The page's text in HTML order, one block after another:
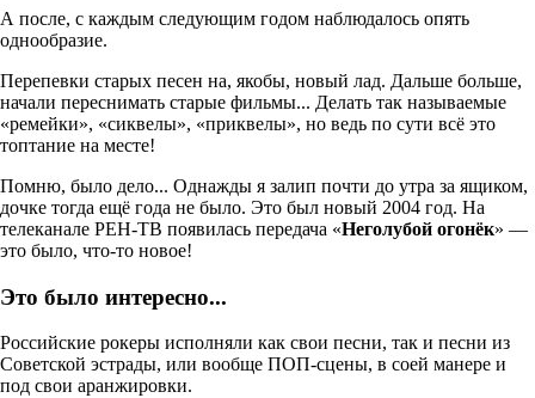
А после, с каждым следующим годом наблюдалось опять
однообразие.
Перепевки старых песен на, якобы, новый лад. Дальше больше,
начали переснимать старые фильмы... Делать так называемые
«ремейки», «сиквелы», «приквелы», но ведь по сути всё это
топтание на месте!
Помню, было дело... Однажды я залип почти до утра за ящиком,
дочке тогда ещё года не было. Это был новый 2004 год. На
телеканале РЕН-ТВ появилась передача «Неголубой огонёк» —
это было, что-то новое!
Это было интересно...
Российские рокеры исполняли как свои песни, так и песни из
Советской эстрады, или вообще ПОП-сцены, в соей манере и
под свои аранжировки.